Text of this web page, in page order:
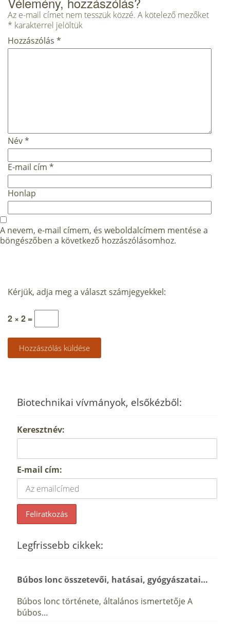
Az e-mail címet nem tesszük közzé. A kötelező mezőket
* karakterrel jelöltük
Hozzászólás *
Név*
E-mail cím *
Honlap
A nevem, e-mail címem, és weboldalcímem mentése a
böngészőben a következő hozzászólásomhoz.
Kérjük, adja meg a választ számjegyekkel:
2 × 2 =
Biotechnikai vívmányok, elsőkézből:
Keresztnév:
E-mail cím:
Legfrissebb cikkek:
Búbos lonc összetevői, hatásai, gyógyászatai…
Búbos lonc története, általános ismertetője A
búbos…